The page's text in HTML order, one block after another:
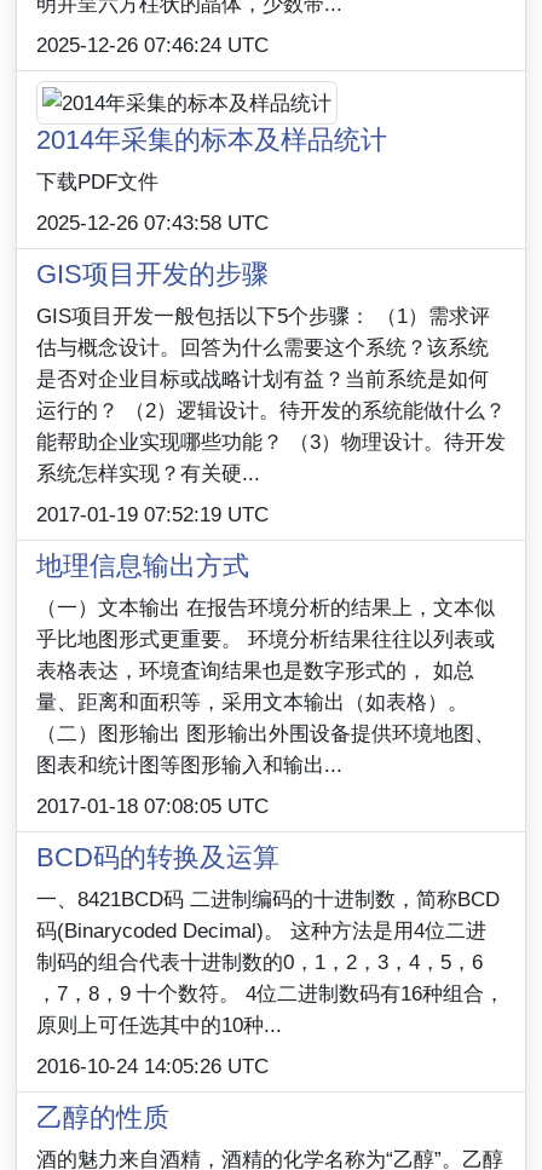
2025-12-26 07:46:24 UTC
2014年采集的标本及样品统计
下载PDF文件
2025-12-26 07:43:58 UTC
GIS项目开发的步骤
GIS项目开发一般包括以下5个步骤： （1）需求评
估与概念设计。回答为什么需要这个系统？该系统
是否对企业目标或战略计划有益？当前系统是如何
运行的？ （2）逻辑设计。待开发的系统能做什么？
能帮助企业实现哪些功能？ （3）物理设计。待开发
系统怎样实现？有关硬...
2017-01-19 07:52:19 UTC
地理信息输出方式
（一）文本输出 在报告环境分析的结果上，文本似
乎比地图形式更重要。 环境分析结果往往以列表或
表格表达，环境査询结果也是数字形式的， 如总
量、距离和面积等，采用文本输出（如表格）。
（二）图形输出 图形输出外围设备提供环境地图、
图表和统计图等图形输入和输出...
2017-01-18 07:08:05 UTC
BCD码的转换及运算
一、8421BCD码 二进制编码的十进制数，简称BCD
码(Binarycoded Decimal)。 这种方法是用4位二进
制码的组合代表十进制数的0，1，2，3，4，5，6
，7，8，9 十个数符。 4位二进制数码有16种组合，
原则上可任选其中的10种...
2016-10-24 14:05:26 UTC
乙醇的性质
酒的魅力来自酒精，酒精的化学名称为“乙醇”。乙醇